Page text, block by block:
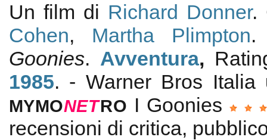
Un film di Richard Donner.
Cohen, Martha Plimpton
Goonies. Avventura,
1985. - Warner Bros Italia
MYMONETRO I Goonies
recensioni di critica,